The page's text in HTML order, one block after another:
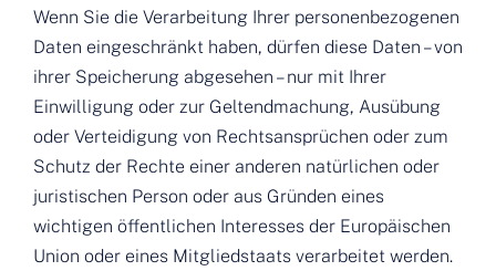
Wenn Sie die Verarbeitung Ihrer personenbezogenen
Daten eingeschränkt haben, dürfen diese Daten – von
ihrer Speicherung abgesehen – nur mit Ihrer
Einwilligung oder zur Geltendmachung, Ausübung
oder Verteidigung von Rechtsansprüchen oder zum
Schutz der Rechte einer anderen natürlichen oder
juristischen Person oder aus Gründen eines
wichtigen öffentlichen Interesses der Europäischen
Union oder eines Mitgliedstaats verarbeitet werden.